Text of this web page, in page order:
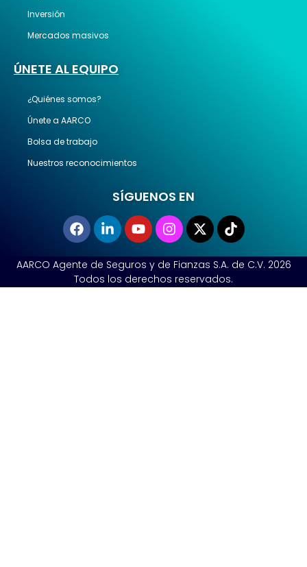
Inversión
Mercados masivos
ÚNETE AL EQUIPO
¿Quiénes somos?
Únete a AARCO
Bolsa de trabajo
Nuestros reconocimientos
SÍGUENOS EN
AARCO Agente de Seguros y de Fianzas S.A. de C.V. 2026
Todos los derechos reservados.